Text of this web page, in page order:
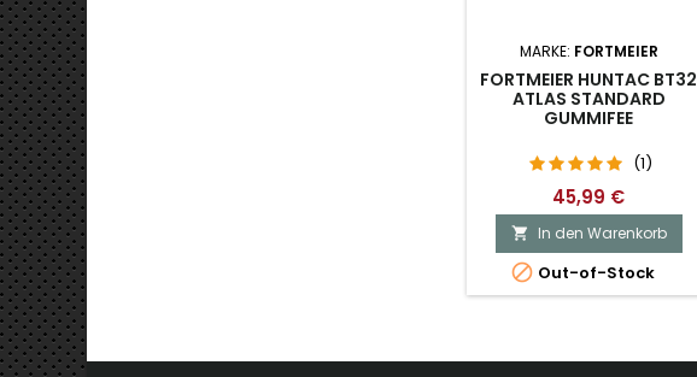
MARKE: FORTMEIER
FORTMEIER HUNTAC BT32
ATLAS STANDARD
GUMMIFEE
(1)
45,99 €
 In den Warenkorb
 Out-of-Stock